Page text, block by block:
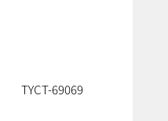
TYCT-69069